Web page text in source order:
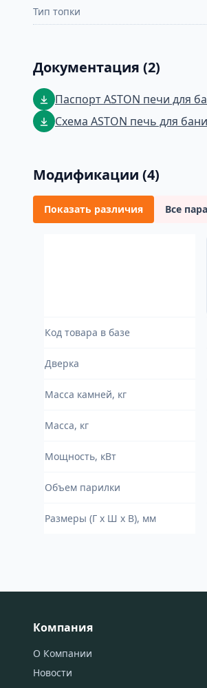
Тип топки
Документация (2)
Паспорт ASTON печи для
Схема ASTON печь для
Модификации (4)
Показать различия Все
Код товара в базе
Дверка
Масса камней, кг
Масса, кг
Мощность, кВт
Объем парилки
Размеры (Г х Ш х В), мм
Компания
О Компании
Новости